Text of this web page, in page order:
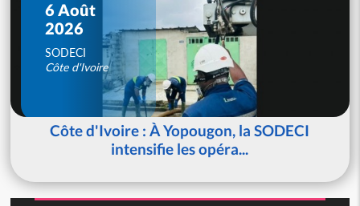
6 Août
2026
SODECI
Côte d'Ivoire
Côte d'Ivoire : À Yopougon, la SODECI
intensifie les opéra...